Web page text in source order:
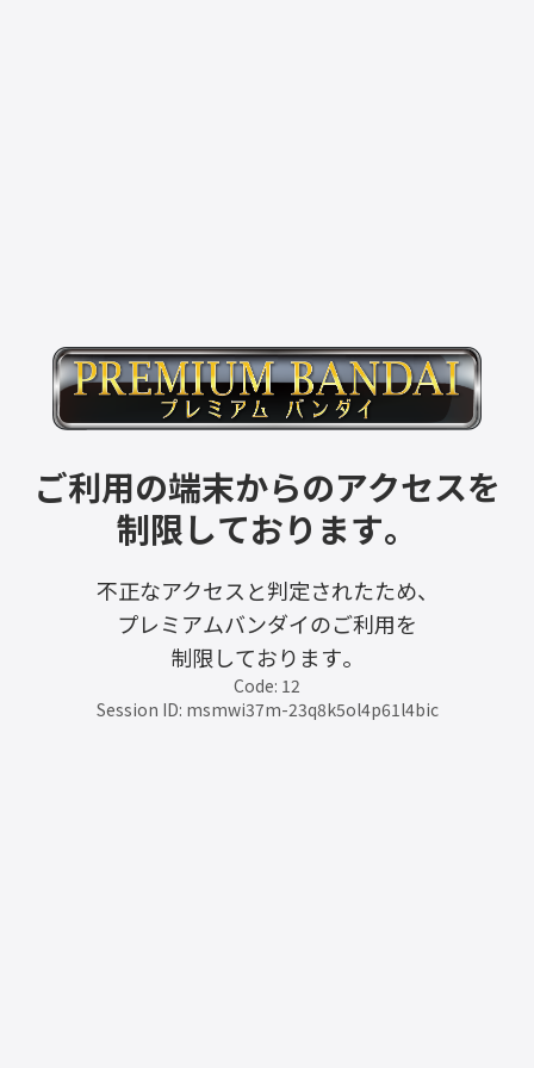
ご利用の端末からのアクセスを
制限しております。
不正なアクセスと判定されたため、
プレミアムバンダイのご利用を
制限しております。
Code: 12
Session ID: msmwi37m-23q8k5ol4p61l4bic